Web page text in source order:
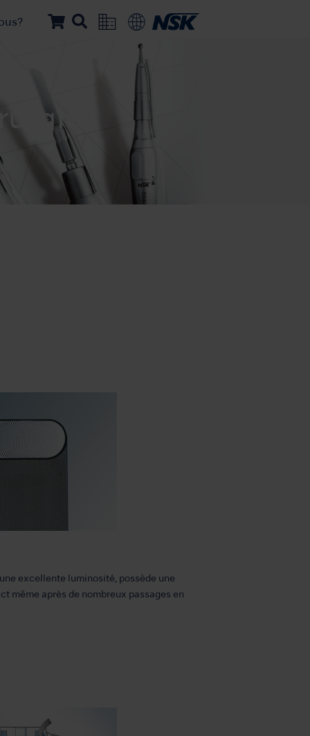
excellente luminosité, possède une
même après de nombreux passages en